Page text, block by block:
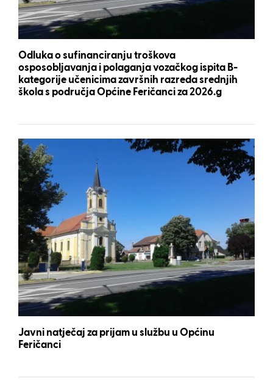
Odluka o sufinanciranju troškova
osposobljavanja i polaganja vozačkog ispita B-
kategorije učenicima završnih razreda srednjih
škola s područja Općine Feričanci za 2026.g
Javni natječaj za prijam u službu u Općinu
Feričanci